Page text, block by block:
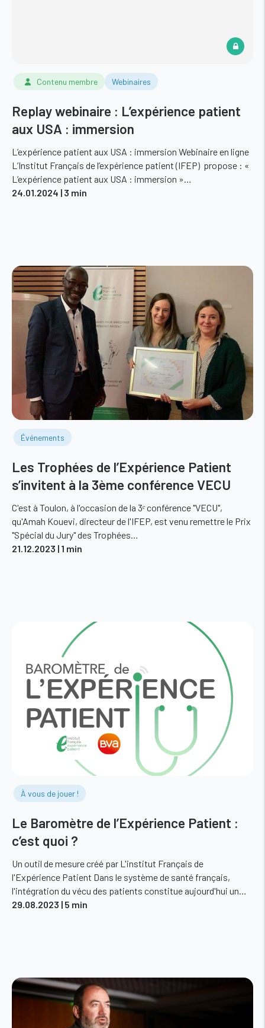
Contenu membre Webinaires
Replay webinaire : L’expérience patient
aux USA : immersion
L’expérience patient aux USA : immersion Webinaire en ligne
L’Institut Français de l’expérience patient (IFEP) propose : «
L’expérience patient aux USA : immersion »…
24.01.2024 | 3 min
Événements
Les Trophées de l’Expérience Patient
s’invitent à la 3ème conférence VECU
C'est à Toulon, à l'occasion de la 3ᵉ conférence "VECU",
qu'Amah Kouevi, directeur de l'IFEP, est venu remettre le Prix
"Spécial du Jury" des Trophées…
21.12.2023 | 1 min
À vous de jouer !
Le Baromètre de l’Expérience Patient :
c’est quoi ?
Un outil de mesure créé par L'institut Français de
l'Expérience Patient Dans le système de santé français,
l'intégration du vécu des patients constitue aujourd'hui un…
29.08.2023 | 5 min